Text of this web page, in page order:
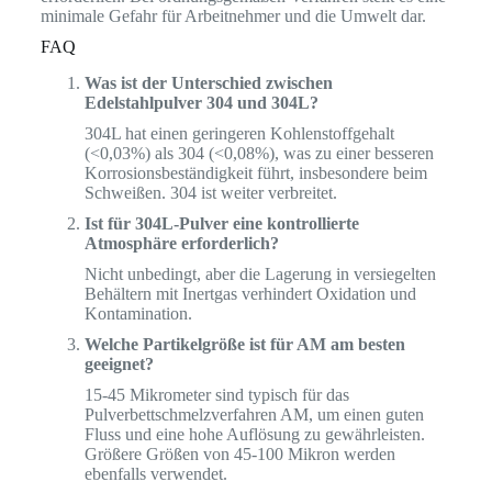
minimale Gefahr für Arbeitnehmer und die Umwelt dar.
FAQ
Was ist der Unterschied zwischen
Edelstahlpulver 304 und 304L?
304L hat einen geringeren Kohlenstoffgehalt
(<0,03%) als 304 (<0,08%), was zu einer besseren
Korrosionsbeständigkeit führt, insbesondere beim
Schweißen. 304 ist weiter verbreitet.
Ist für 304L-Pulver eine kontrollierte
Atmosphäre erforderlich?
Nicht unbedingt, aber die Lagerung in versiegelten
Behältern mit Inertgas verhindert Oxidation und
Kontamination.
Welche Partikelgröße ist für AM am besten
geeignet?
15-45 Mikrometer sind typisch für das
Pulverbettschmelzverfahren AM, um einen guten
Fluss und eine hohe Auflösung zu gewährleisten.
Größere Größen von 45-100 Mikron werden
ebenfalls verwendet.